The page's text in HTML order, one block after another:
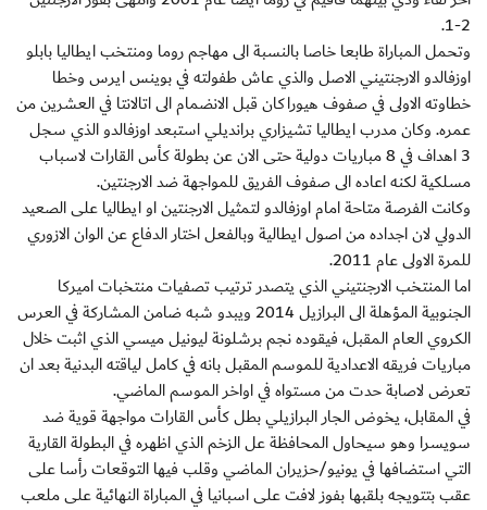
2-1.
وتحمل المباراة طابعا خاصا بالنسبة الى مهاجم روما ومنتخب ايطاليا بابلو
اوزفالدو الارجنتيني الاصل والذي عاش طفولته في بوينس ايرس وخطا
خطاوته الاولى في صفوف هيوراكان قبل الانضمام الى اتالانتا في العشرين من
عمره. وكان مدرب ايطاليا تشيزاري برانديلي استبعد اوزفالدو الذي سجل
3 اهداف في 8 مباريات دولية حتى الان عن بطولة كأس القارات لاسباب
مسلكية لكنه اعاده الى صفوف الفريق للمواجهة ضد الارجنتين.
وكانت الفرصة متاحة امام اوزفالدو لتمثيل الارجنتين او ايطاليا على الصعيد
الدولي لان اجداده من اصول ايطالية وبالفعل اختار الدفاع عن الوان الازوري
للمرة الاولى عام 2011.
اما المنتخب الارجنتيني الذي يتصدر ترتيب تصفيات منتخبات اميركا
الجنوبية المؤهلة الى البرازيل 2014 ويبدو شبه ضامن المشاركة في العرس
الكروي العام المقبل، فيقوده نجم برشلونة ليونيل ميسي الذي اثبت خلال
مباريات فريقه الاعدادية للموسم المقبل بانه في كامل لياقته البدنية بعد ان
تعرض لاصابة حدت من مستواه في اواخر الموسم الماضي.
في المقابل، يخوض الجار البرازيلي بطل كأس القارات مواجهة قوية ضد
سويسرا وهو سيحاول المحافظة عل الزخم الذي اظهره في البطولة القارية
التي استضافها في يونيو/حزيران الماضي وقلب فيها التوقعات رأسا على
عقب بتتويجه بلقبها بفوز لافت على اسبانيا في المباراة النهائية على ملعب